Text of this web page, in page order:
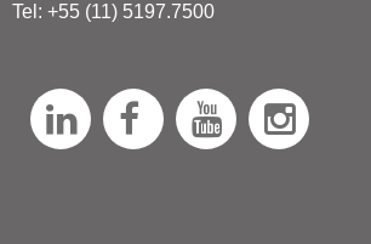
Tel: +55 (11) 5197.7500
L
Y
I